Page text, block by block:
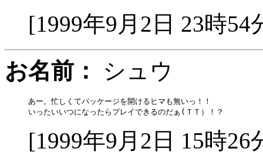
[1999年9月2日 23時54
お名前：
シュウ
あー。忙しくてパッケージを開けるヒマも無いっ！！
[1999年9月2日 15時26